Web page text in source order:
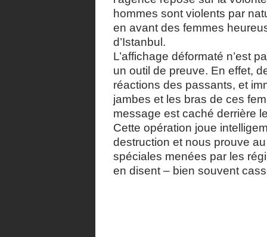
hommes sont violents par
en avant des femmes
d’Istanbul.
L’affichage déformaté n’est
un outil de preuve. En effet,
réactions des passants, et
jambes et les bras de ces
message est caché derrière
Cette opération joue
destruction et nous prouve
spéciales menées par les
en disent – bien souvent